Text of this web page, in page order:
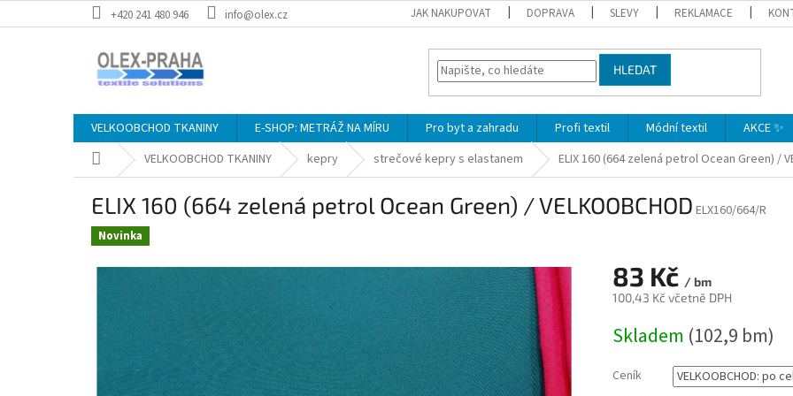
na
+420 241 480 946 info@olex.cz JAK NAKUPOVAT DOPRAVA SLEVY REKLAMACE
HLEDAT
VELKOOBCHOD TKANINY E-SHOP: METRÁŽ NA MÍRU Pro byt a zahradu Profi textil Módní textil AKCE ✨
Domů VELKOOBCHOD TKANINY kepry strečové kepry s elastanem ELIX 160 (664 zelená petrol Ocean Green) /
ELIX 160 (664 zelená petrol Ocean Green) / VELKOOBCHOD ELX160/664/R
Novinka
83 Kč / bm
100,43 Kč včetně DPH
cena:
Skladem (102,9 bm)
Ceník